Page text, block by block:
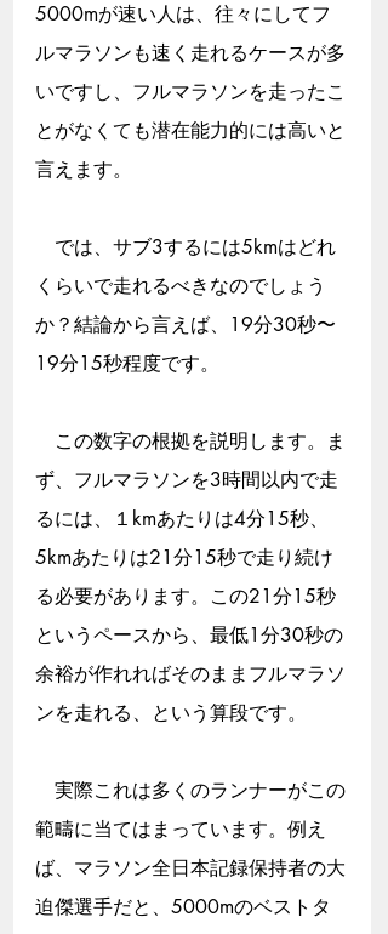
5000mが速い人は、往々にしてフ
ルマラソンも速く走れるケースが多
いですし、フルマラソンを走ったこ
とがなくても潜在能力的には高いと
言えます。
では、サブ3するには5kmはどれ
くらいで走れるべきなのでしょう
か？結論から言えば、19分30秒〜
19分15秒程度です。
この数字の根拠を説明します。ま
ず、フルマラソンを3時間以内で走
るには、１kmあたりは4分15秒、
5kmあたりは21分15秒で走り続け
る必要があります。この21分15秒
というペースから、最低1分30秒の
余裕が作れればそのままフルマラソ
ンを走れる、という算段です。
実際これは多くのランナーがこの
範疇に当てはまっています。例え
ば、マラソン全日本記録保持者の大
迫傑選手だと、5000mのベストタ